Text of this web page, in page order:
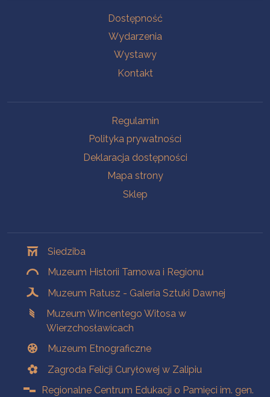
Dostępność
Wydarzenia
Wystawy
Kontakt
Regulamin
Polityka prywatności
Deklaracja dostępności
Mapa strony
Sklep
Siedziba
Muzeum Historii Tarnowa i Regionu
Muzeum Ratusz - Galeria Sztuki Dawnej
Muzeum Wincentego Witosa w
Wierzchosławicach
Muzeum Etnograficzne
Zagroda Felicji Curyłowej w Zalipiu
Regionalne Centrum Edukacji o Pamięci im. gen.